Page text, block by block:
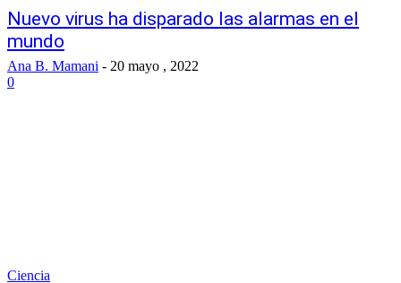
Nuevo virus ha disparado las alarmas en el
mundo
Ana B. Mamani - 20 mayo , 2022
0
Ciencia